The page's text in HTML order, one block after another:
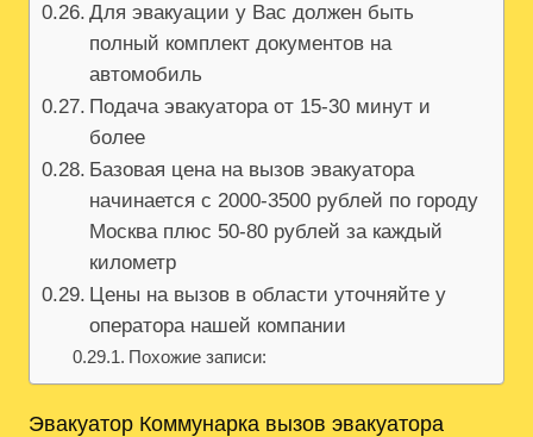
Для эвакуации у Вас должен быть
полный комплект документов на
автомобиль
Подача эвакуатора от 15-30 минут и
более
Базовая цена на вызов эвакуатора
начинается с 2000-3500 рублей по городу
Москва плюс 50-80 рублей за каждый
километр
Цены на вызов в области уточняйте у
оператора нашей компании
Похожие записи:
Эвакуатор Коммунарка вызов эвакуатора